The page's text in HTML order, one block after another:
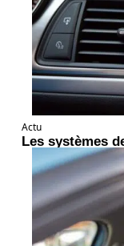
Actu
Les systèmes